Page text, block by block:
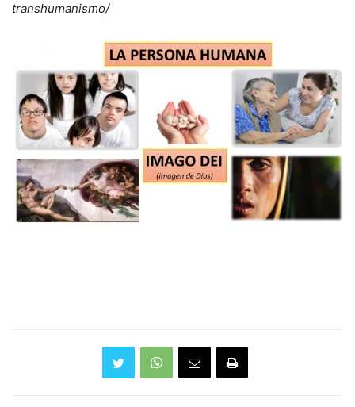
transhumanismo/